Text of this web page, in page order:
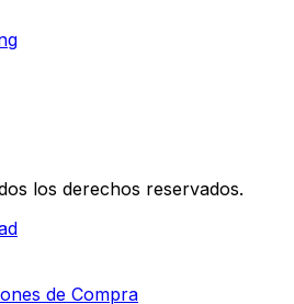
los derechos reservados.
de Compra